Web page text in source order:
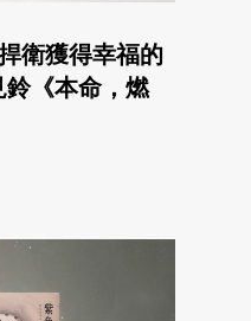
衛獲得幸福的
《本命，燃